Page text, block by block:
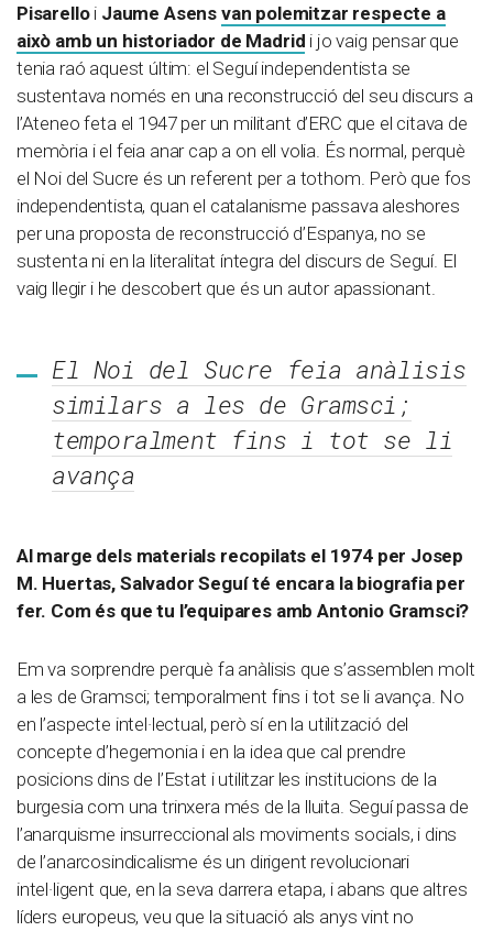
Pisarelloi Jaume Asens van polemitzar respecte a
això amb un historiador de Madrid i jo vaig pensar que
tenia raó aquest últim: el Seguí independentista se
sustentava només en una reconstrucció del seu discurs a
l’Ateneo feta el 1947 per un militant d’ERC que el citava de
memòria i el feia anar cap a on ell volia. És normal, perquè
el Noi del Sucre és un referent per a tothom. Però que fos
independentista, quan el catalanisme passava aleshores
per una proposta de reconstrucció d’Espanya, no se
sustenta ni en la literalitat íntegra del discurs de Seguí. El
vaig llegir i he descobert que és un autor apassionant.
El Noi del Sucre feia anàlisis
similars a les de Gramsci;
temporalment fins i tot se li
avança
Al marge dels materials recopilats el 1974 per Josep
M. Huertas, Salvador Seguí té encara la biografia per
fer. Com és que tu l’equipares amb Antonio Gramsci?
Em va sorprendre perquè fa anàlisis que s’assemblen molt
a les de Gramsci; temporalment fins i tot se li avança. No
en l’aspecte intel·lectual, però sí en la utilització del
concepte d’hegemonia i en la idea que cal prendre
posicions dins de l’Estat i utilitzar les institucions de la
burgesia com una trinxera més de la lluita. Seguí passa de
l’anarquisme insurreccional als moviments socials, i dins
de l’anarcosindicalisme és un dirigent revolucionari
intel·ligent que, en la seva darrera etapa, i abans que altres
líders europeus, veu que la situació als anys vint no